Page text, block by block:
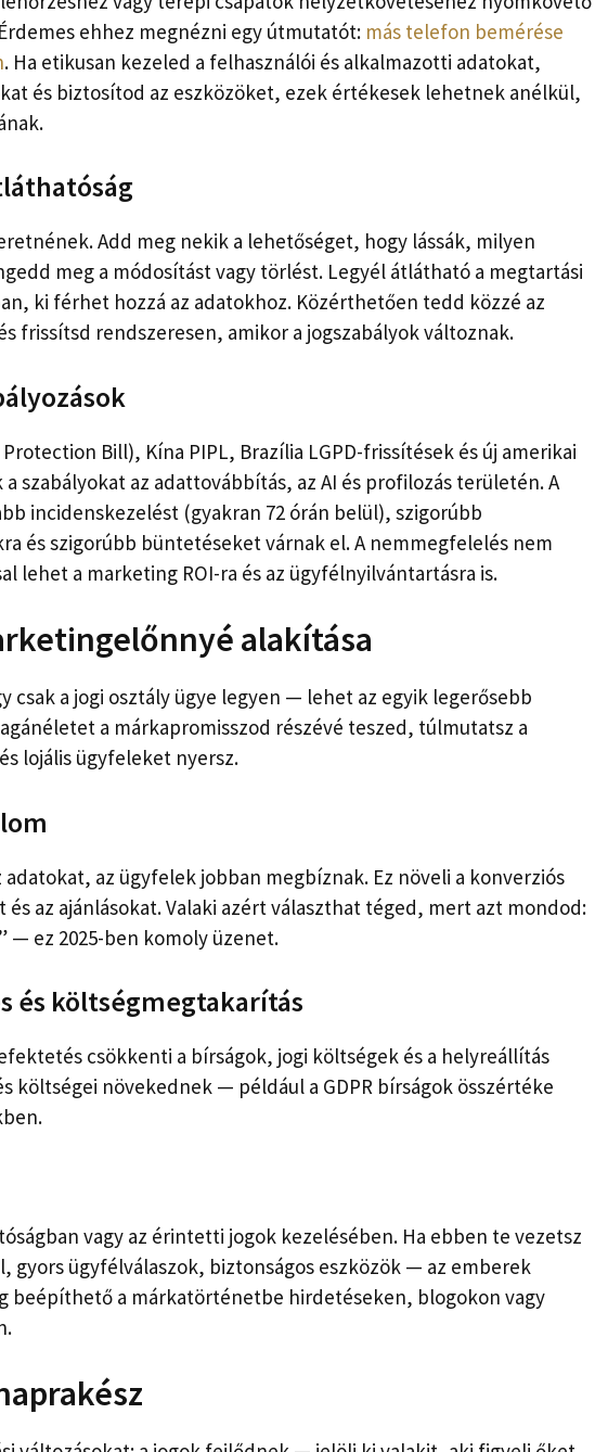
ehhez megnézni egy útmutatót: más telefon bemérése
. Ha etikusan kezeled a felhasználói és alkalmazotti adatokat,
és biztosítod az eszközöket, ezek értékesek lehetnek anélkül,
Add meg nekik a lehetőséget, hogy lássák, milyen
meg a módosítást vagy törlést. Legyél átlátható a megtartási
ki férhet hozzá az adatokhoz. Közérthetően tedd közzé az
frissítsd rendszeresen, amikor a jogszabályok változnak.
Bill), Kína PIPL, Brazília LGPD-frissítések és új amerikai
szabályokat az adattovábbítás, az AI és profilozás területén. A
incidenskezelést (gyakran 72 órán belül), szigorúbb
és szigorúbb büntetéseket várnak el. A nemmegfelelés nem
lehet a marketing ROI-ra és az ügyfélnyilvántartásra is.
alakítása
csak a jogi osztály ügye legyen — lehet az egyik legerősebb
a márkapromisszod részévé teszed, túlmutatsz a
lojális ügyfeleket nyersz.
az ügyfelek jobban megbíznak. Ez növeli a konverziós
az ajánlásokat. Valaki azért választhat téged, mert azt mondod:
— ez 2025-ben komoly üzenet.
és költségmegtakarítás
csökkenti a bírságok, jogi költségek és a helyreállítás
költségei növekednek — például a GDPR bírságok összértéke
vagy az érintetti jogok kezelésében. Ha ebben te vezetsz
gyors ügyfélválaszok, biztonságos eszközök — az emberek
beépíthető a márkatörténetbe hirdetéseken, blogokon vagy